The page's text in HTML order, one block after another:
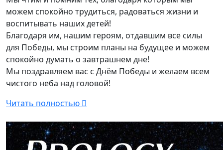
можем спокойно трудиться, радоваться жизни и
воспитывать наших детей!
Благодаря им, нашим героям, отдавшим все силы
для Победы, мы строим планы на будущее и можем
спокойно думать о завтрашнем дне!
Мы поздравляем вас с Днём Победы и желаем всем
чистого неба над головой!
Читать полностью